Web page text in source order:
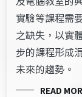
實驗等課程需
之缺失，以實
步的課程形成
未來的趨勢。
READ